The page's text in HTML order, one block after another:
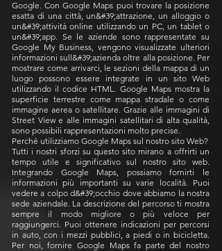
Google. Con Google Maps puoi trovare la posizione
esatta di una città, un&#39;attrazione, un alloggio o
un&#39;attività online utilizzando un PC, un tablet o
un&#39;app. Se le aziende sono rappresentate su
Google My Business, vengono visualizzate ulteriori
informazioni sull&#39;azienda oltre alla posizione. Per
mostrare come arrivarci, le sezioni della mappa di un
luogo possono essere integrate in un sito Web
utilizzando il codice HTML. Google Maps mostra la
superficie terrestre come mappa stradale o come
immagine aerea o satellitare. Grazie alle immagini di
Street View e alle immagini satellitari di alta qualità,
sono possibili rappresentazioni molto precise.
Perché utilizziamo Google Maps sul nostro sito Web?
Tutti i nostri sforzi su questo sito mirano a offrirti un
tempo utile e significativo sul nostro sito web.
Integrando Google Maps, possiamo fornirti le
informazioni più importanti su varie località. Puoi
vedere a colpo d&#39;occhio dove abbiamo la nostra
sede aziendale. La descrizione del percorso ti mostra
sempre il modo migliore o più veloce per
raggiungerci. Puoi ottenere indicazioni per percorsi
in auto, con i mezzi pubblici, a piedi o in bicicletta.
Per noi, fornire Google Maps fa parte del nostro